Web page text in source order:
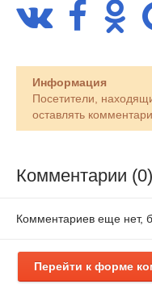
Информация
Посетители,
оставлять
Комментарии (0)
Комментариев еще нет,
Перейти к форме